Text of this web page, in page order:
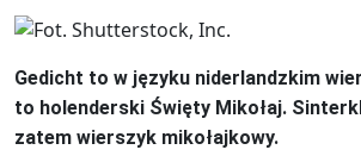
Gedicht to w języku niderlandzkim
to holenderski Święty Mikołaj.
zatem wierszyk mikołajkowy.